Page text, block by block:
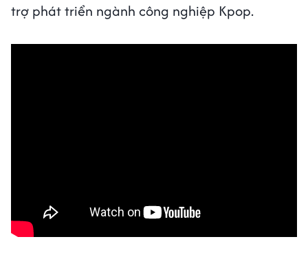
trợ phát triển ngành công nghiệp Kpop.